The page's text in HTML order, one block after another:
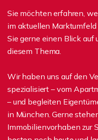
Sie möchten erfahren,
im aktuellen
Sie gerne einen Blick auf
diesem Thema.
Wir haben uns auf den
spezialisiert – vom
– und begleiten
in München. Gerne
Immobilienvorhaben zur